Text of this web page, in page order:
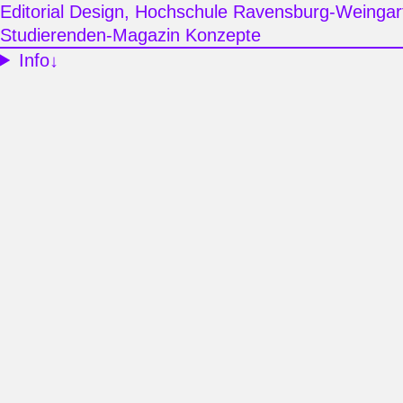
Editorial Design, Hochschule Ravensburg-
Studierenden-Magazin Konzepte
Info